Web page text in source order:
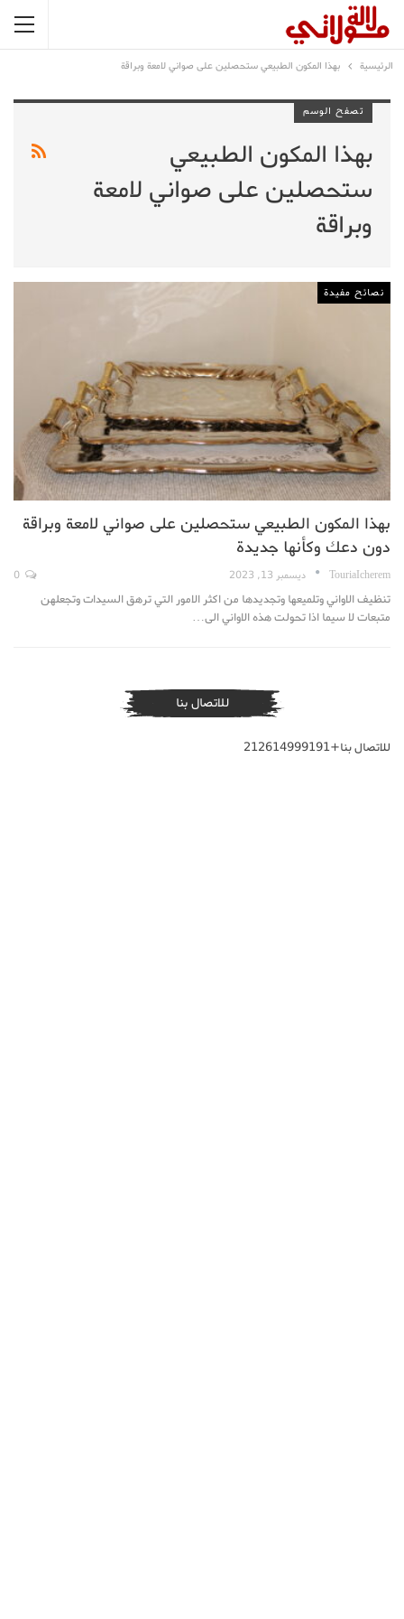
الرئيسية بهذا المكون الطبيعي ستحصلين على صواني لامعة وبراقة
تصفح الوسم
بهذا المكون الطبيعي
ستحصلين على صواني لامعة
وبراقة
نصائح مفيدة
بهذا المكون الطبيعي ستحصلين على صواني لامعة وبراقة
دون دعك وكأنها جديدة
TouriaIcherem ديسمبر 13, 2023
تنظيف الاواني وتلميعها وتجديدها من اكثر الامور التي ترهق السيدات وتجعلهن
متبعات لا سيما اذا تحولت هذه الاواني الى…
للاتصال بنا
للاتصال بنا+212614999191